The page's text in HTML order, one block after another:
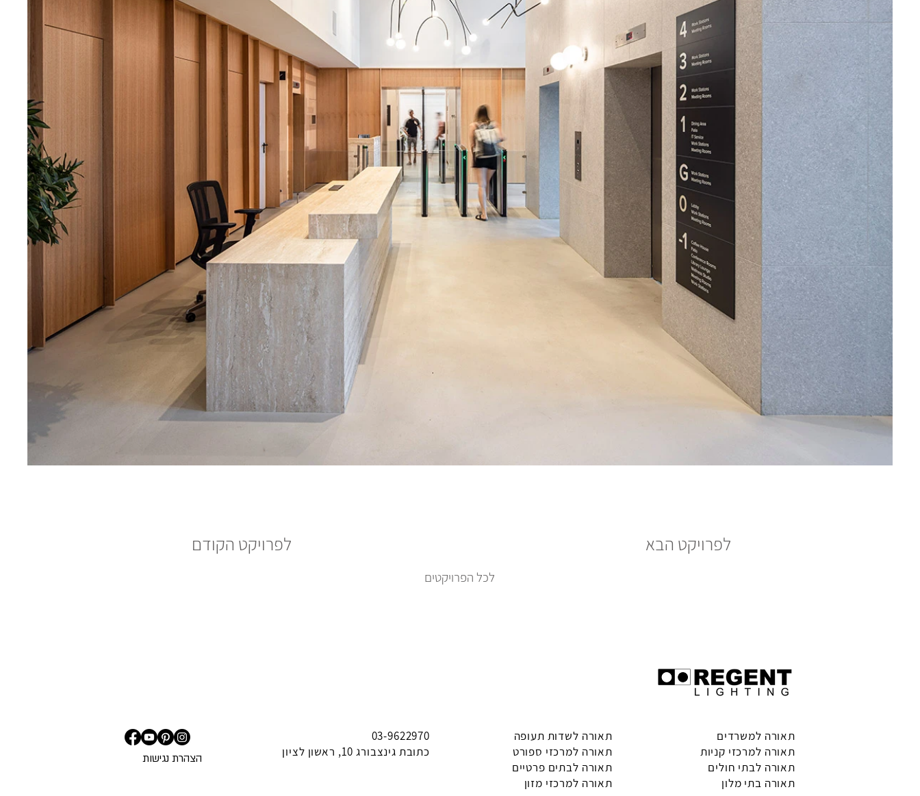
לפרויקט הקודם לפרויקט הבא
לכל הפרויקטים
הצהרת נגישות
03-9622970
כתובת גינצבורג 10, ראשון לציון
תאורה לשדות תעופה
תאורה למרכזי ספורט
תאורה לבתים פרטיים
תאורה למרכזי מזון
תאורה למשרדים
תאורה למרכזי קניות
תאורה לבתי חולים
תאורה בתי מלון